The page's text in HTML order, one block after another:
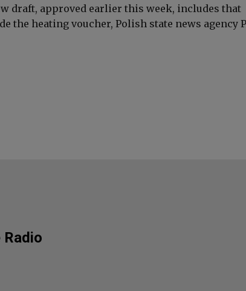
draft, approved earlier this week, includes that
the heating voucher, Polish state news agency